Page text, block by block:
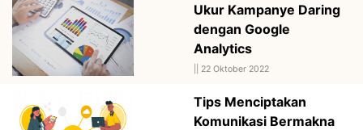
Ukur Kampanye Daring
dengan Google
Analytics
22 Oktober 2022
Tips Menciptakan
Komunikasi Bermakna